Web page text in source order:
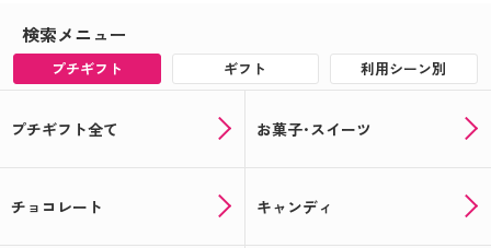
検索メニュー
プチギフト ギフト 利用シーン別
プチギフト全て お菓子･スイーツ
チョコレート キャンディ